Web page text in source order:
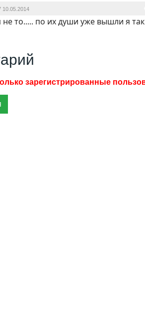
10.05.2014
то..... по их души уже вышли я так